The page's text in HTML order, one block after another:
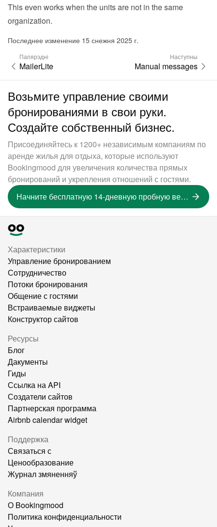
This even works when the units are not in the same
organization.
Последнее изменение 15 снежня 2025 г.
Папярэдні
MailerLite
Наступны
Manual messages
Возьмите управление своими
бронированиями в свои руки.
Создайте собственный бизнес.
Присоединяйтесь к 1200+ независимым компаниям по
аренде жилья для отдыха, которые используют
Bookingmood для увеличения количества прямых
бронирований и укрепления отношений с гостями.
Начните бесплатную 14-дневную пробную версию
Характеристики
Управление бронированием
Сотрудничество
Потоки бронирования
Общение с гостями
Встраиваемые виджеты
Конструктор сайтов
Ресурсы
Блог
Дакументы
Гиды
Ссылка на API
Создатели сайтов
Партнерская программа
Airbnb calendar widget
Поддержка
Связаться с
Ценообразование
Журнал змяненняў
Компания
О Bookingmood
Политика конфиденциальности